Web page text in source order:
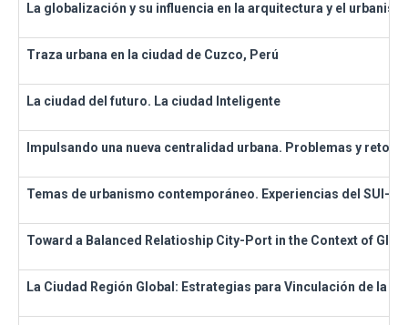
La globalización y su influencia en la arquitectura y el
Traza urbana en la ciudad de Cuzco, Perú
La ciudad del futuro. La ciudad Inteligente
Impulsando una nueva centralidad urbana. Problemas y
Temas de urbanismo contemporáneo. Experiencias del SUI-8
Toward a Balanced Relatioship City-Port in the Context of
La Ciudad Región Global: Estrategias para Vinculación de la